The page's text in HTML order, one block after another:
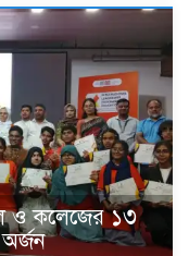
ও কলেজের ১৩
অর্জন